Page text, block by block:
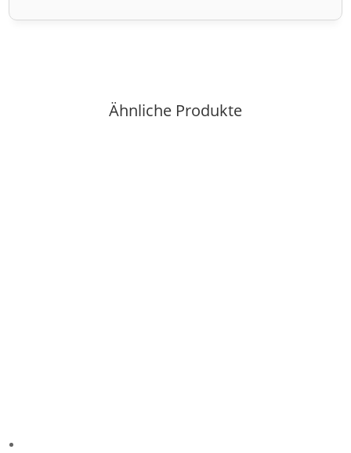
Ähnliche Produkte